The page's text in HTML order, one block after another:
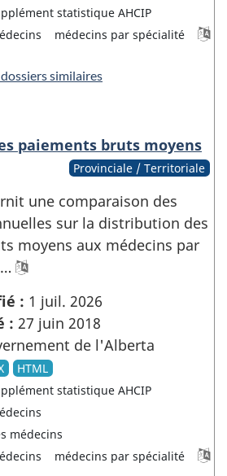
statistique AHCIP
médecins par spécialité
similaires
paiements bruts moyens
Provinciale / Territoriale
une comparaison des
sur la distribution des
moyens aux médecins par
: 1 juil. 2026
: 27 juin 2018
de l'Alberta
HTML
statistique AHCIP
médecins
médecins par spécialité